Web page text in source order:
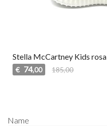
Stella McCartney Kids rosa
€ 74,00 185,00
Name